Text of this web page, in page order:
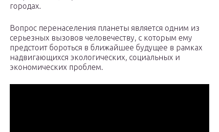
городах.
Вопрос перенаселения планеты является одним из
серьезных вызовов человечеству, с которым ему
предстоит бороться в ближайшее будущее в рамках
надвигающихся экологических, социальных и
экономических проблем.